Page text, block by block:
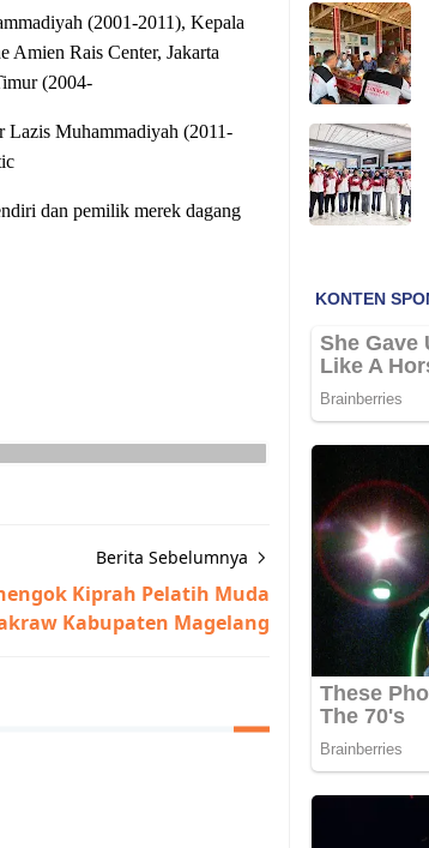
(2001-2011), Kepala
Amien Rais Center, Jakarta
(2004-
Lazis Muhammadiyah (2011-
dan pemilik merek dagang
Berita Sebelumnya
Kiprah Pelatih Muda
Kabupaten Magelang